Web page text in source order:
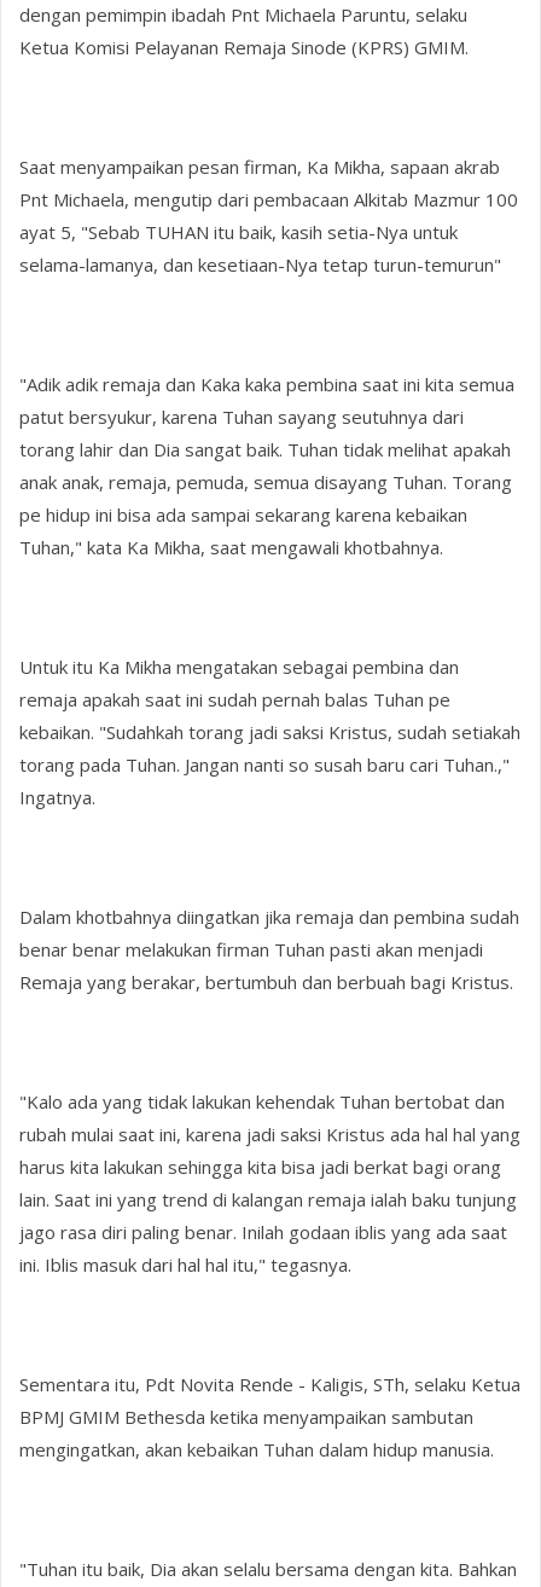
dengan pemimpin ibadah Pnt Michaela Paruntu, selaku
Ketua Komisi Pelayanan Remaja Sinode (KPRS) GMIM.
Saat menyampaikan pesan firman, Ka Mikha, sapaan akrab
Pnt Michaela, mengutip dari pembacaan Alkitab Mazmur 100
ayat 5, "Sebab TUHAN itu baik, kasih setia-Nya untuk
selama-lamanya, dan kesetiaan-Nya tetap turun-temurun"
"Adik adik remaja dan Kaka kaka pembina saat ini kita semua
patut bersyukur, karena Tuhan sayang seutuhnya dari
torang lahir dan Dia sangat baik. Tuhan tidak melihat apakah
anak anak, remaja, pemuda, semua disayang Tuhan. Torang
pe hidup ini bisa ada sampai sekarang karena kebaikan
Tuhan," kata Ka Mikha, saat mengawali khotbahnya.
Untuk itu Ka Mikha mengatakan sebagai pembina dan
remaja apakah saat ini sudah pernah balas Tuhan pe
kebaikan. "Sudahkah torang jadi saksi Kristus, sudah setiakah
torang pada Tuhan. Jangan nanti so susah baru cari Tuhan.,"
Ingatnya.
Dalam khotbahnya diingatkan jika remaja dan pembina sudah
benar benar melakukan firman Tuhan pasti akan menjadi
Remaja yang berakar, bertumbuh dan berbuah bagi Kristus.
"Kalo ada yang tidak lakukan kehendak Tuhan bertobat dan
rubah mulai saat ini, karena jadi saksi Kristus ada hal hal yang
harus kita lakukan sehingga kita bisa jadi berkat bagi orang
lain. Saat ini yang trend di kalangan remaja ialah baku tunjung
jago rasa diri paling benar. Inilah godaan iblis yang ada saat
ini. Iblis masuk dari hal hal itu," tegasnya.
Sementara itu, Pdt Novita Rende - Kaligis, STh, selaku Ketua
BPMJ GMIM Bethesda ketika menyampaikan sambutan
mengingatkan, akan kebaikan Tuhan dalam hidup manusia.
"Tuhan itu baik, Dia akan selalu bersama dengan kita. Bahkan